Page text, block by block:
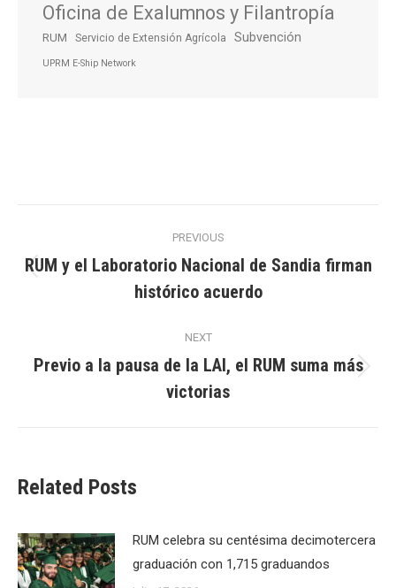
Oficina de Exalumnos y Filantropía
RUM Servicio de Extensión Agrícola Subvención
UPRM E-Ship Network
navigation
PREVIOUS
Previous
post:
RUM y el Laboratorio Nacional de Sandia firman
histórico acuerdo
NEXT
Next
post:
Previo a la pausa de la LAI, el RUM suma más
victorias
Related Posts
RUM celebra su centésima decimotercera
graduación con 1,715 graduandos